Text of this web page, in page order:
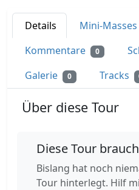
Details Mini-Masses
Kommentare 0
Galerie 0 Tracks
Über diese Tour
Diese Tour
Bislang hat noch
Tour hinterlegt. Hilf